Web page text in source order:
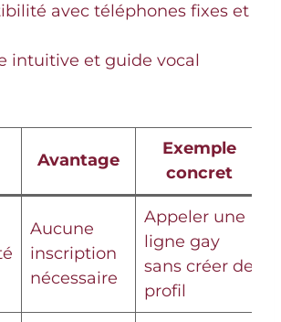
avec téléphones fixes et
intuitive et guide vocal
Avantage
Exemple
concret
Aucune
inscription
nécessaire
Appeler une
ligne gay
sans créer de
profil